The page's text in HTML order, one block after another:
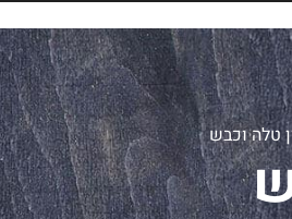
טלה וכבש